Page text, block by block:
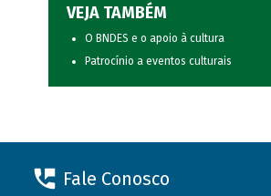
VEJA TAMBÉM
O BNDES e o apoio à cultura
Patrocínio a eventos culturais
Fale Conosco